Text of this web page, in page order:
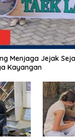
Menjaga Jejak
Kayangan